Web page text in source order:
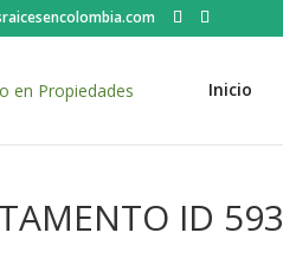
Inicio
ID 593